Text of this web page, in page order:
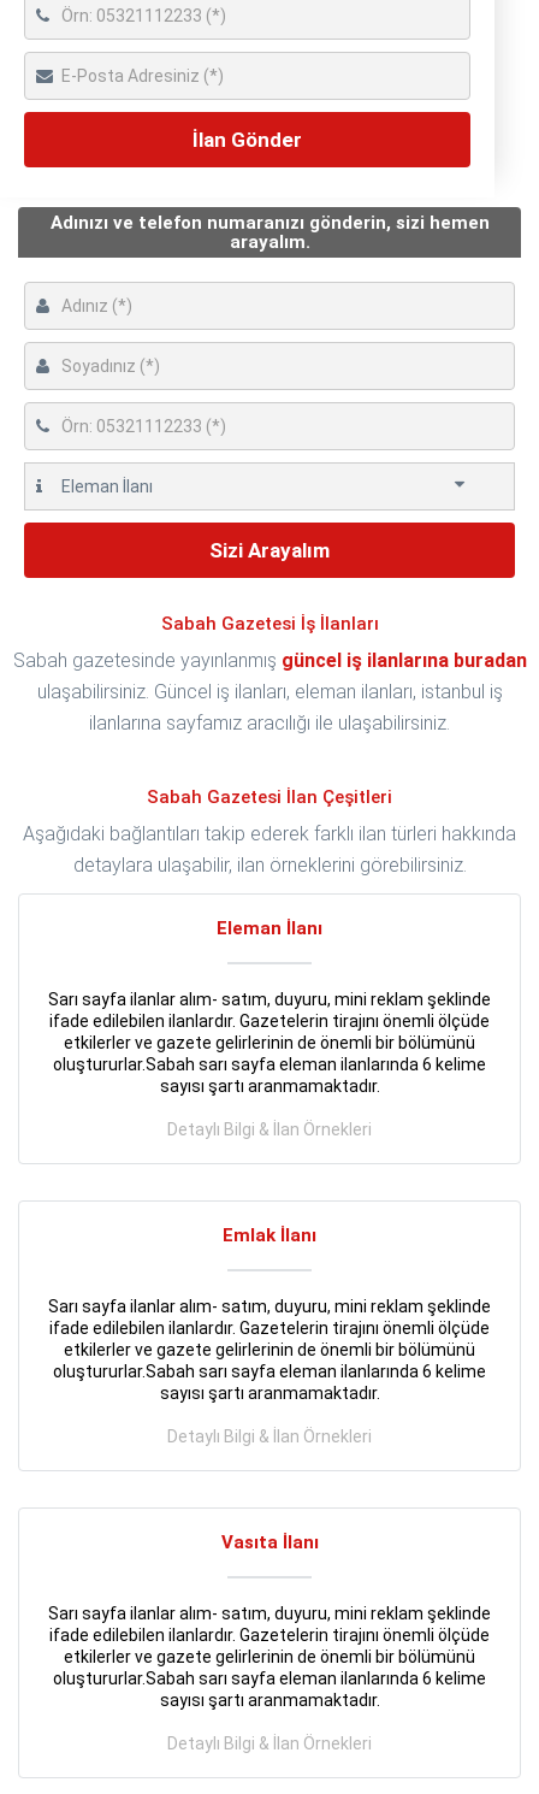
Adınızı ve telefon numaranızı gönderin, sizi hemen
arayalım.
Sabah Gazetesi İş İlanları
Sabah gazetesinde yayınlanmış güncel iş ilanlarına buradan
ulaşabilirsiniz. Güncel iş ilanları, eleman ilanları, istanbul iş
ilanlarına sayfamız aracılığı ile ulaşabilirsiniz.
Sabah Gazetesi İlan Çeşitleri
Aşağıdaki bağlantıları takip ederek farklı ilan türleri hakkında
detaylara ulaşabilir, ilan örneklerini görebilirsiniz.
Eleman İlanı
Sarı sayfa ilanlar alım- satım, duyuru, mini reklam şeklinde
ifade edilebilen ilanlardır. Gazetelerin tirajını önemli ölçüde
etkilerler ve gazete gelirlerinin de önemli bir bölümünü
oluştururlar.Sabah sarı sayfa eleman ilanlarında 6 kelime
sayısı şartı aranmamaktadır.
Detaylı Bilgi & İlan Örnekleri
Emlak İlanı
Sarı sayfa ilanlar alım- satım, duyuru, mini reklam şeklinde
ifade edilebilen ilanlardır. Gazetelerin tirajını önemli ölçüde
etkilerler ve gazete gelirlerinin de önemli bir bölümünü
oluştururlar.Sabah sarı sayfa eleman ilanlarında 6 kelime
sayısı şartı aranmamaktadır.
Detaylı Bilgi & İlan Örnekleri
Vasıta İlanı
Sarı sayfa ilanlar alım- satım, duyuru, mini reklam şeklinde
ifade edilebilen ilanlardır. Gazetelerin tirajını önemli ölçüde
etkilerler ve gazete gelirlerinin de önemli bir bölümünü
oluştururlar.Sabah sarı sayfa eleman ilanlarında 6 kelime
sayısı şartı aranmamaktadır.
Detaylı Bilgi & İlan Örnekleri